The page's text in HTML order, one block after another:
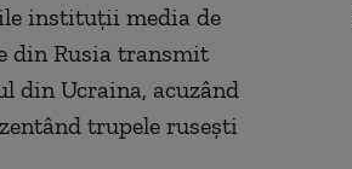
instituții media de
din Rusia transmit
din Ucraina, acuzând
trupele rusești